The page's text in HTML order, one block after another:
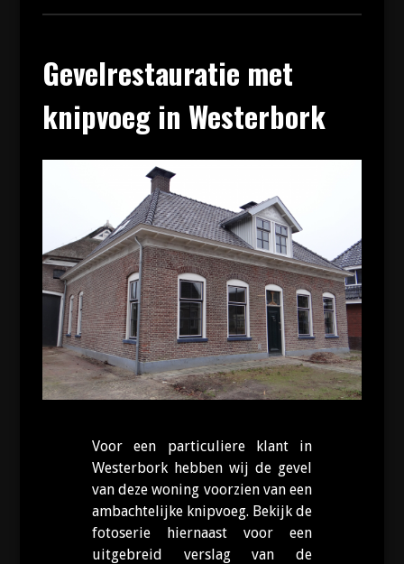
Gevelrestauratie met
knipvoeg in Westerbork
Voor een particuliere klant in
Westerbork hebben wij de gevel
van deze woning voorzien van een
ambachtelijke knipvoeg. Bekijk de
fotoserie hiernaast voor een
uitgebreid verslag van de